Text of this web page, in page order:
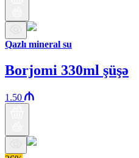
Qazlı mineral su
Borjomi 330ml şüşə
1.50